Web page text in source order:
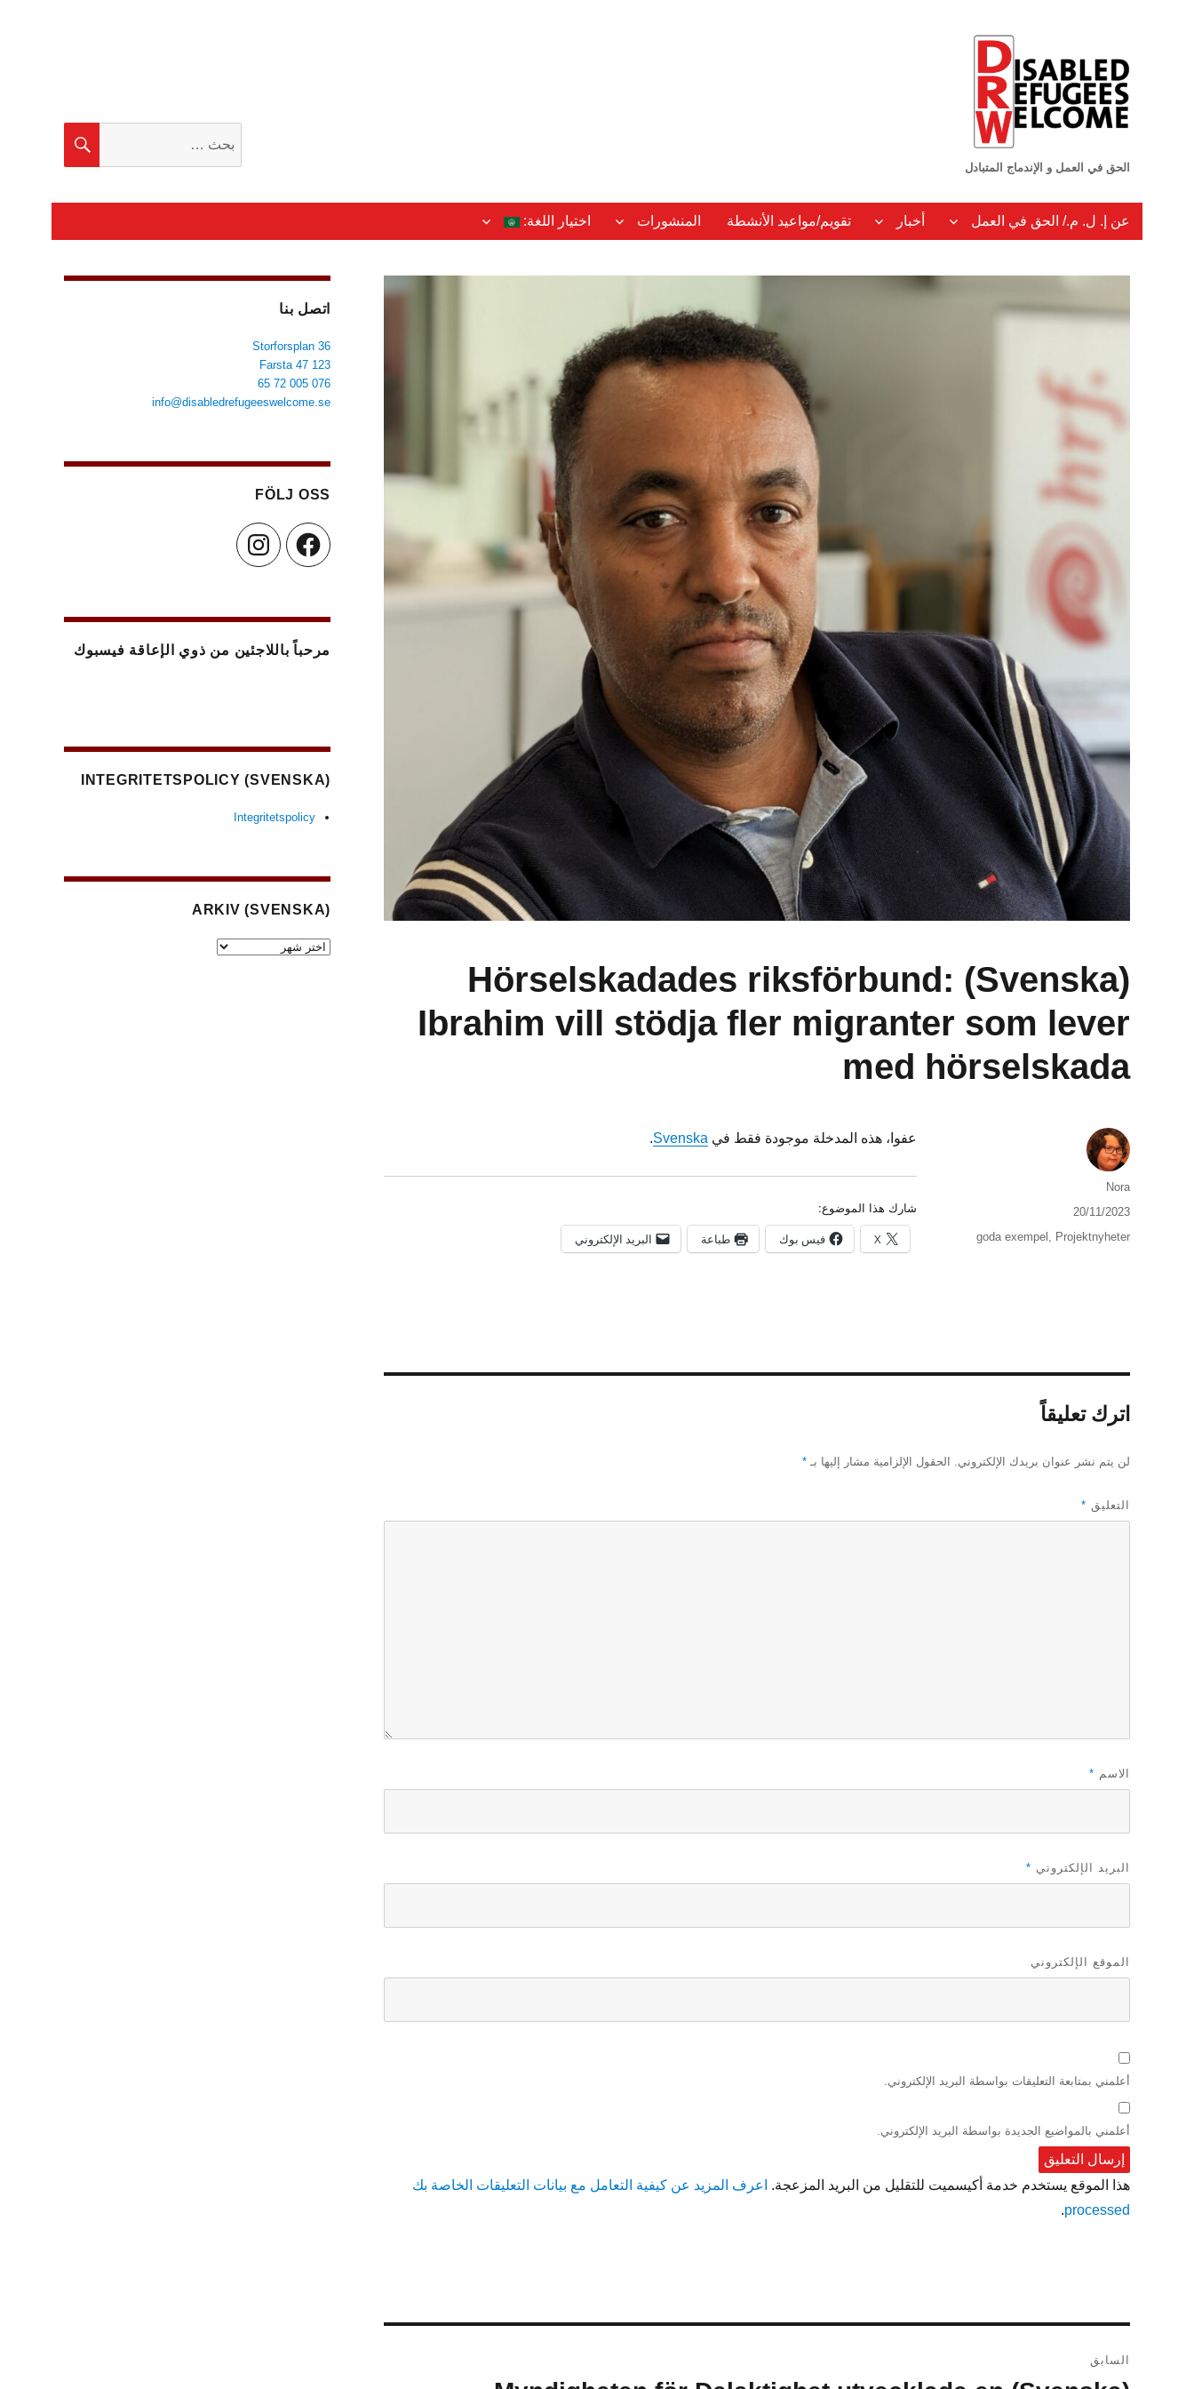
الحق في العمل و الإندماج المتبادل
عن إ. ل. م./ الحق في العمل أخبار تقويم/مواعيد الأنشطة المنشورات اختيار اللغة:
(Svenska) Hörselskadades riksförbund:
Ibrahim vill stödja fler migranter som lever
med hörselskada
عفوا، هذه المدخلة موجودة فقط في Svenska
.
شارك هذا الموضوع:
X فيس بوك طباعة البريد الإلكتروني
الكاتب
Nora
نُشرت
في
20/11/2023
التصنيفات
goda exempel , Projektnyheter
اترك تعليقاً
لن يتم نشر عنوان بريدك الإلكتروني. الحقول الإلزامية مشار إليها بـ *
التعليق *
الاسم *
البريد الإلكتروني *
الموقع الإلكتروني
أعلمني بمتابعة التعليقات بواسطة البريد الإلكتروني.
أعلمني بالمواضيع الجديدة بواسطة البريد الإلكتروني.
هذا الموقع يستخدم خدمة أكيسميت للتقليل من البريد المزعجة.
اعرف المزيد عن كيفية التعامل مع بيانات التعليقات الخاصة بك
processed
.
المقالات
السابق
اتصل بنا
Storforsplan 36
123 47 Farsta
076 005 72 65
info@disabledrefugeeswelcome.se
FÖLJ OSS
Facebook
Instagram
مرحباً باللاجئين من ذوي الإعاقة فيسبوك
(SVENSKA) INTEGRITETSPOLICY
Integritetspolicy
(SVENSKA) ARKIV